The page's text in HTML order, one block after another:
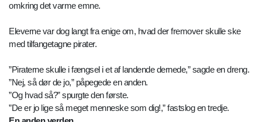
omkring det varme emne.
Eleverne var dog langt fra enige om, hvad der fremover skulle ske
med tilfangetagne pirater.
”Piraterne skulle i fængsel i et af landende dernede,” sagde en dreng.
”Nej, så dør de jo,” påpegede en anden.
”Og hvad så?” spurgte den første.
”De er jo lige så meget menneske som dig!,” fastslog en tredje.